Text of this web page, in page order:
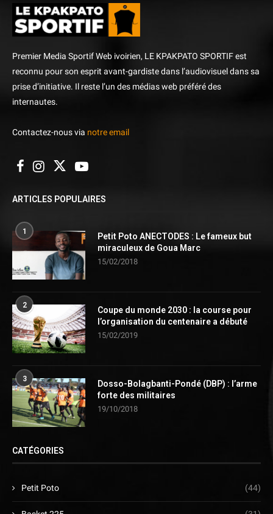
Premier Media Sportif Web ivoirien, LE KPAKPATO SPORTIF est
reconnu pour son esprit avant-gardiste dans l’audiovisuel dans sa
prise d’initiative. Il reste l’un des médias web préféré des
internautes.
Contactez-nous via notre email
ARTICLES POPULAIRES
1
Petit Poto ANECTODES : Le fameux but
miraculeux de Goua Marc
15/02/2018
2
Coupe du monde 2030 : la course pour
l’organisation du centenaire a débuté
15/02/2019
3
Dosso-Bolagbanti-Pondé (DBP) : l’arme
forte des militaires
19/10/2018
CATÉGORIES
Petit Poto (44)